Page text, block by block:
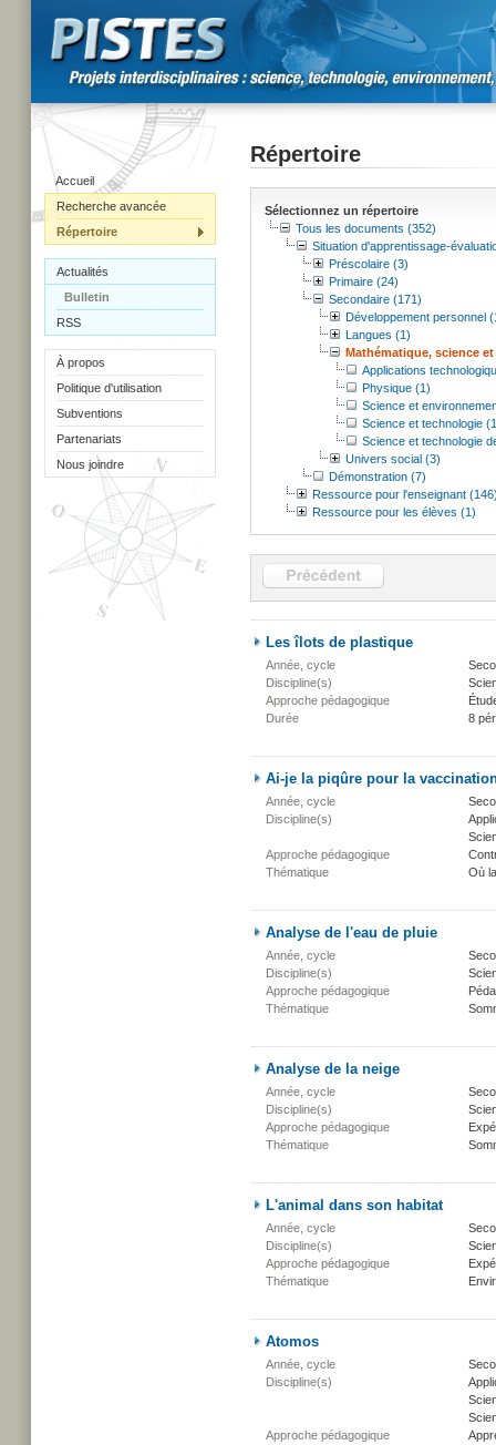
Accueil
Recherche avancée
Répertoire
Actualités
Bulletin
RSS
À propos
Politique d'utilisation
Subventions
Partenariats
Nous joindre
Répertoire
Sélectionnez un répertoire
Tous les documents (352)
Situation d'apprentissage-
Préscolaire (3)
Primaire (24)
Secondaire (171)
Développement personnel
Langues (1)
Mathématique, science
Applications
Physique (1)
Science et
Science et technologie
Science et technologie
Univers social (3)
Démonstration (7)
Ressource pour l'enseignant
Ressource pour les élèves (1)
Les îlots de plastique
Année, cycle
Discipline(s)
Approche pédagogique
Durée
8
Ai-je la piqûre pour la
Année, cycle
Discipline(s)
Approche pédagogique
Thématique
Où
Analyse de l'eau de pluie
Année, cycle
Discipline(s)
Approche pédagogique
Thématique
Analyse de la neige
Année, cycle
Discipline(s)
Approche pédagogique
Thématique
L'animal dans son habitat
Année, cycle
Discipline(s)
Approche pédagogique
Thématique
Atomos
Année, cycle
Discipline(s)
Approche pédagogique